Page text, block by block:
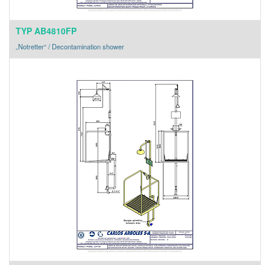
TYP AB4810FP
„Notretter“ / Decontamination shower